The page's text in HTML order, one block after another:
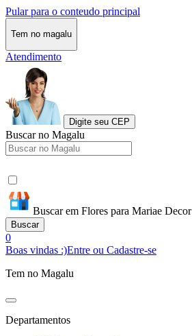
Pular para o conteudo principal
Tem no magalu
Atendimento
Digite seu CEP
Buscar no Magalu
Buscar em Flores para Mariae Decor
Buscar
0
Boas vindas :)Entre ou Cadastre-se
Tem no Magalu
Departamentos